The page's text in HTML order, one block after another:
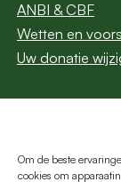
Om de beste
cookies om
ANBI & CBF
Wetten en
Uw donatie
Abonneer